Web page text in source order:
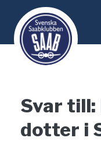
content
Svar till:
dotter i